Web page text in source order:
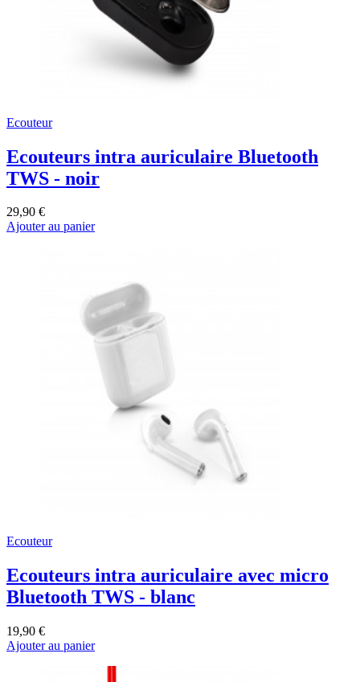
Ecouteur
Ecouteurs intra auriculaire Bluetooth
TWS - noir
29,90 €
Ajouter au panier
Ecouteur
Ecouteurs intra auriculaire avec micro
Bluetooth TWS - blanc
19,90 €
Ajouter au panier